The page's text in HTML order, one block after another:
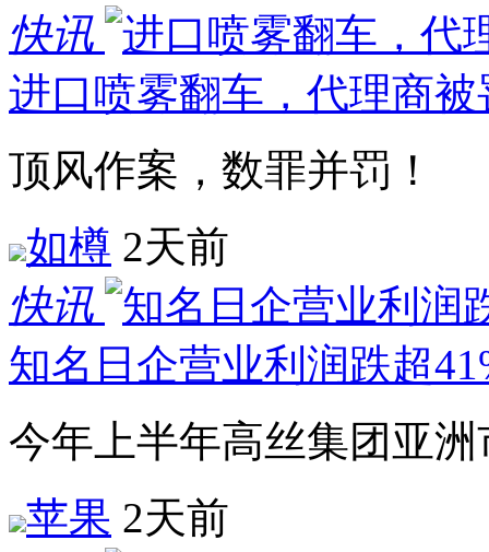
快讯
进口喷雾翻车，代理商被
顶风作案，数罪并罚！
如樽 2天前
快讯
知名日企营业利润跌超
今年上半年高丝集团亚
苹果 2天前